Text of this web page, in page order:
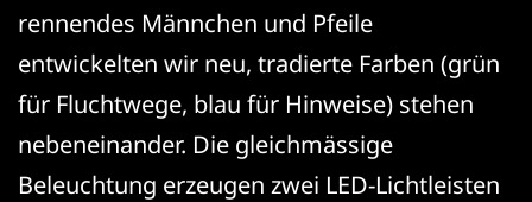
rennendes Männchen und Pfeile
entwickelten wir neu, tradierte Farben (grün
für Fluchtwege, blau für Hinweise) stehen
nebeneinander. Die gleichmässige
Beleuchtung erzeugen zwei LED-Lichtleisten